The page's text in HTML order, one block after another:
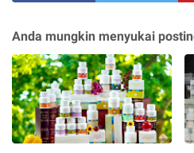
Anda mungkin menyukai